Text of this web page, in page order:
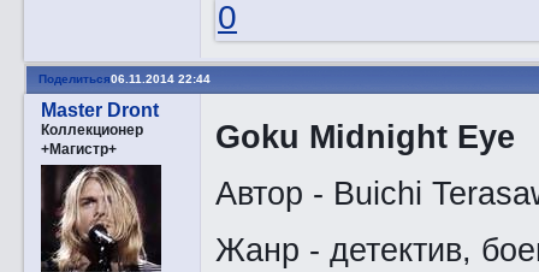
0
Поделиться06.11.2014 22:44
Master Dront
Коллекционер
+Магистр+
Goku Midnight Eye
Автор - Buichi
Жанр - детектив,